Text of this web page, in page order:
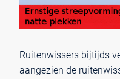
Ruitenwissers bijtijds
aangezien de